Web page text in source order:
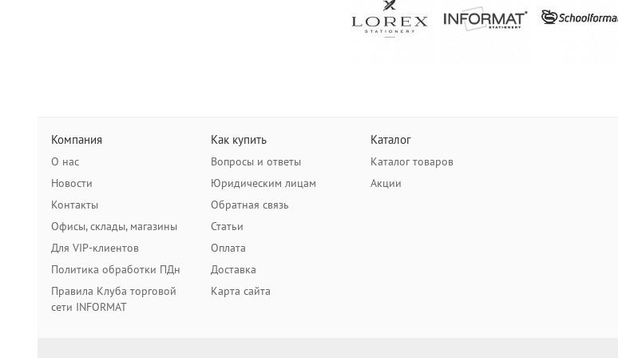
Компания
О нас
Новости
Контакты
Офисы, склады, магазины
Для VIP-клиентов
Политика обработки ПДн
Правила Клуба торговой
сети INFORMAT
Как купить
Вопросы и ответы
Юридическим лицам
Обратная связь
Статьи
Оплата
Доставка
Карта сайта
Каталог
Каталог товаров
Акции